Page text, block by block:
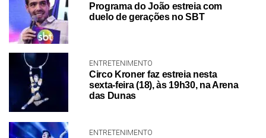
Programa do João estreia com
duelo de gerações no SBT
ENTRETENIMENTO
Circo Kroner faz estreia nesta
sexta-feira (18), às 19h30, na Arena
das Dunas
ENTRETENIMENTO